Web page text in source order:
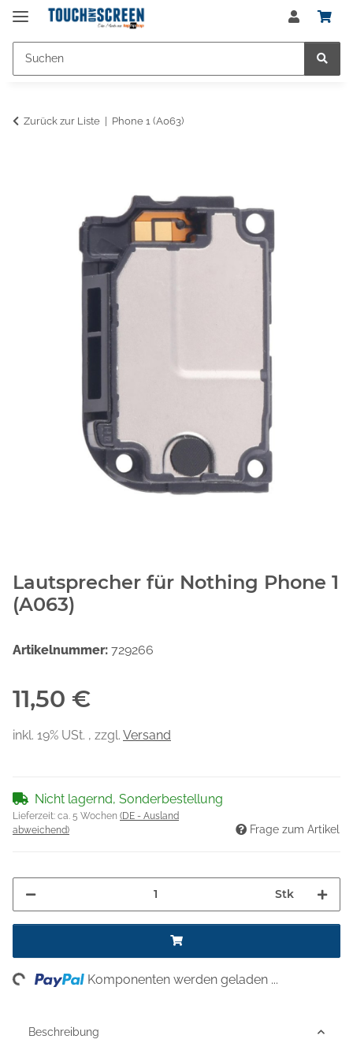
Zurück zur Liste Phone 1 (A063)
Lautsprecher für Nothing Phone 1
(A063)
Artikelnummer: 729266
11,50 €
inkl. 19% USt. , zzgl. Versand
Nicht lagernd, Sonderbestellung
Lieferzeit: ca. 5 Wochen (DE - Ausland
abweichend)
Frage zum Artikel
Stk
Komponenten werden geladen ...
Beschreibung